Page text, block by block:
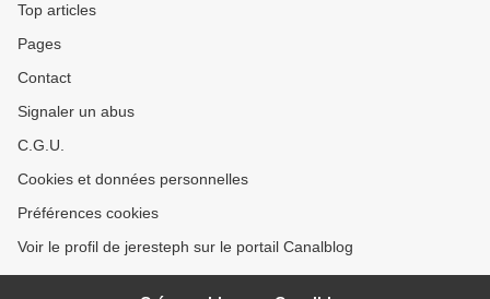
Top articles
Pages
Contact
Signaler un abus
C.G.U.
Cookies et données personnelles
Préférences cookies
Voir le profil de jeresteph sur le portail Canalblog